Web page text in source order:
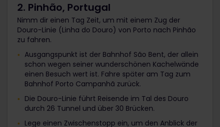
2. Pinhão, Portugal
Nimm dir einen Tag Zeit, um mit einem Zug der
Douro-Linie (Linha do Douro) von Porto nach Pinhão
zu fahren.
Ausgangspunkt ist der Bahnhof São Bent, der allein
schon wegen seiner wunderschönen Kachelwände
einen Besuch wert ist. Fahre später am Tag zum
Bahnhof Porto Campanhã zurück.
Die Douro-Linie führt Reisende im Tal des Douro
durch 26 Tunnel und über 30 Brücken.
Lege einen Zwischenstopp ein, um den Anblick der